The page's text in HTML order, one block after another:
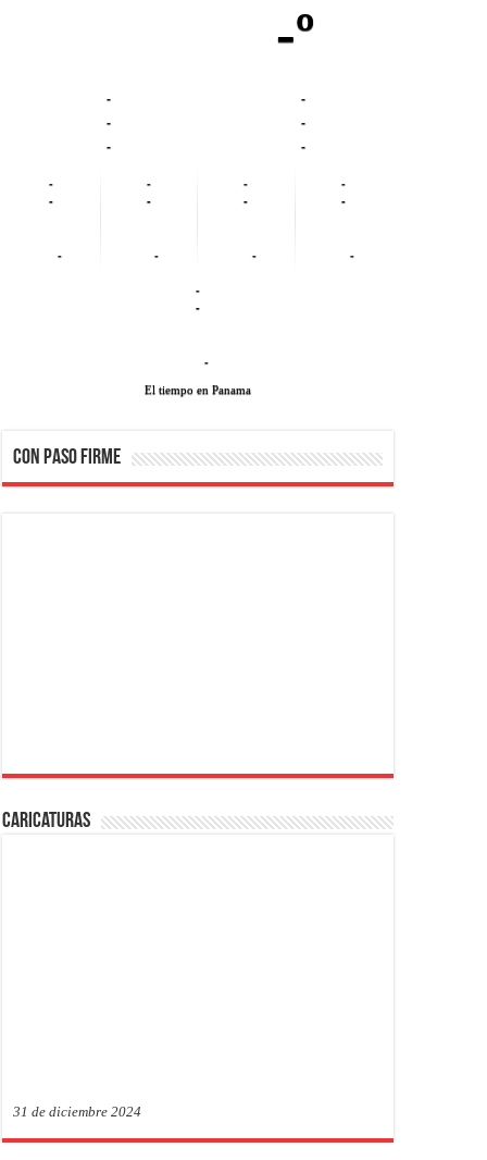
-º
-
-
-
-
-
-
-
-
-
-
-
-
-
-
-
-
-
-
-
-
-
El tiempo en Panama
CON PASO FIRME
Caricaturas
31 de diciembre 2024